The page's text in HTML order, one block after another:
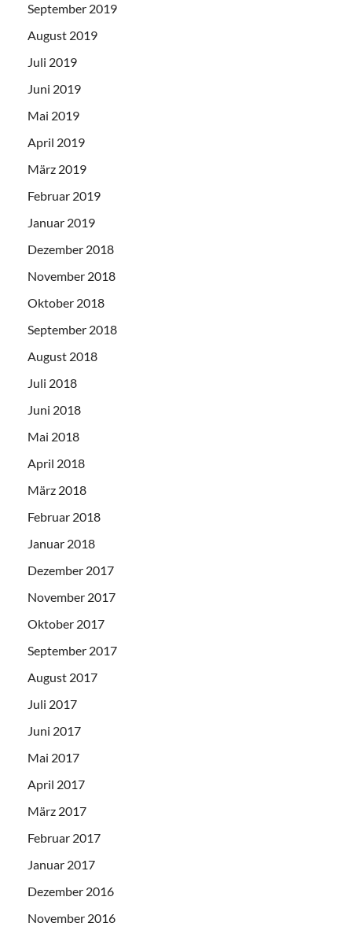
September 2019
August 2019
Juli 2019
Juni 2019
Mai 2019
April 2019
März 2019
Februar 2019
Januar 2019
Dezember 2018
November 2018
Oktober 2018
September 2018
August 2018
Juli 2018
Juni 2018
Mai 2018
April 2018
März 2018
Februar 2018
Januar 2018
Dezember 2017
November 2017
Oktober 2017
September 2017
August 2017
Juli 2017
Juni 2017
Mai 2017
April 2017
März 2017
Februar 2017
Januar 2017
Dezember 2016
November 2016